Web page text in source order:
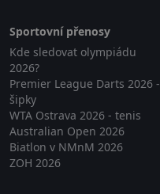
Sportovní přenosy
Kde sledovat olympiádu
2026?
Premier League Darts 2026 -
šipky
WTA Ostrava 2026 - tenis
Australian Open 2026
Biatlon v NMnM 2026
ZOH 2026